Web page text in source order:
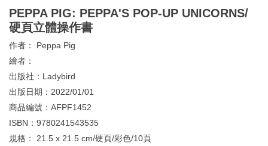
PEPPA PIG: PEPPA'S POP-UP UNICORNS/
硬頁立體操作書
作者： Peppa Pig
繪者：
出版社： Ladybird
出版日期： 2022/01/01
商品編號： AFPF1452
ISBN： 9780241543535
規格： 21.5 x 21.5 cm/硬頁/彩色/10頁